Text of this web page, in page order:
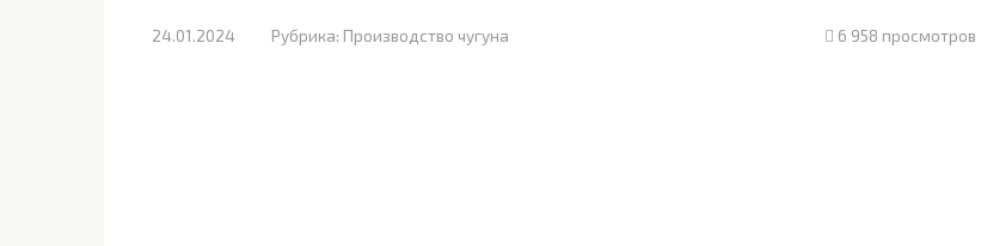
24.01.2024 Рубрика: Производство чугуна 6 958 просмотров